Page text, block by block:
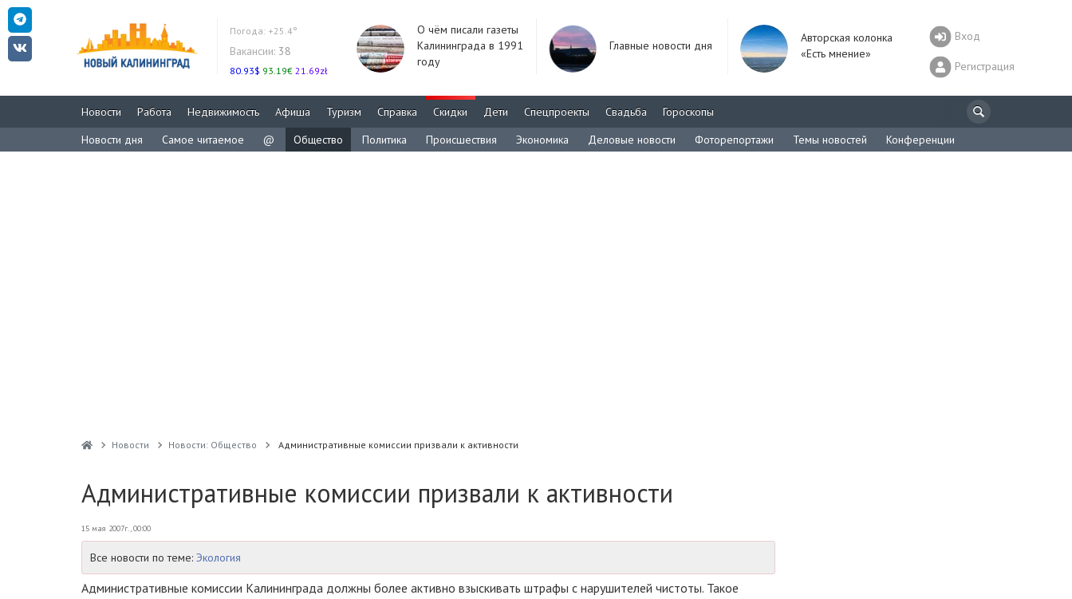
Погода: +25.4°
Вакансии: 38
80.93$ 93.19€ 21.69zł
О чём писали газеты
Калининграда в 1991
году
Главные новости дня
Авторская колонка
«Есть мнение»
Вход
Регистрация
Новости Работа Недвижимость Афиша Туризм Справка Скидки Дети Спецпроекты Свадьба
Гороскопы
Новости дня
Самое читаемое @ Общество Политика Происшествия Экономика Деловые новости Фоторепортажи Темы новостей Конференции
Новости Новости: Общество Административные комиссии призвали к активности
Административные комиссии призвали к активности
15 мая 2007г., 00:00
Все новости по теме: Экология
Административные комиссии Калининграда должны более активно взыскивать штрафы с нарушителей чистоты. Такое